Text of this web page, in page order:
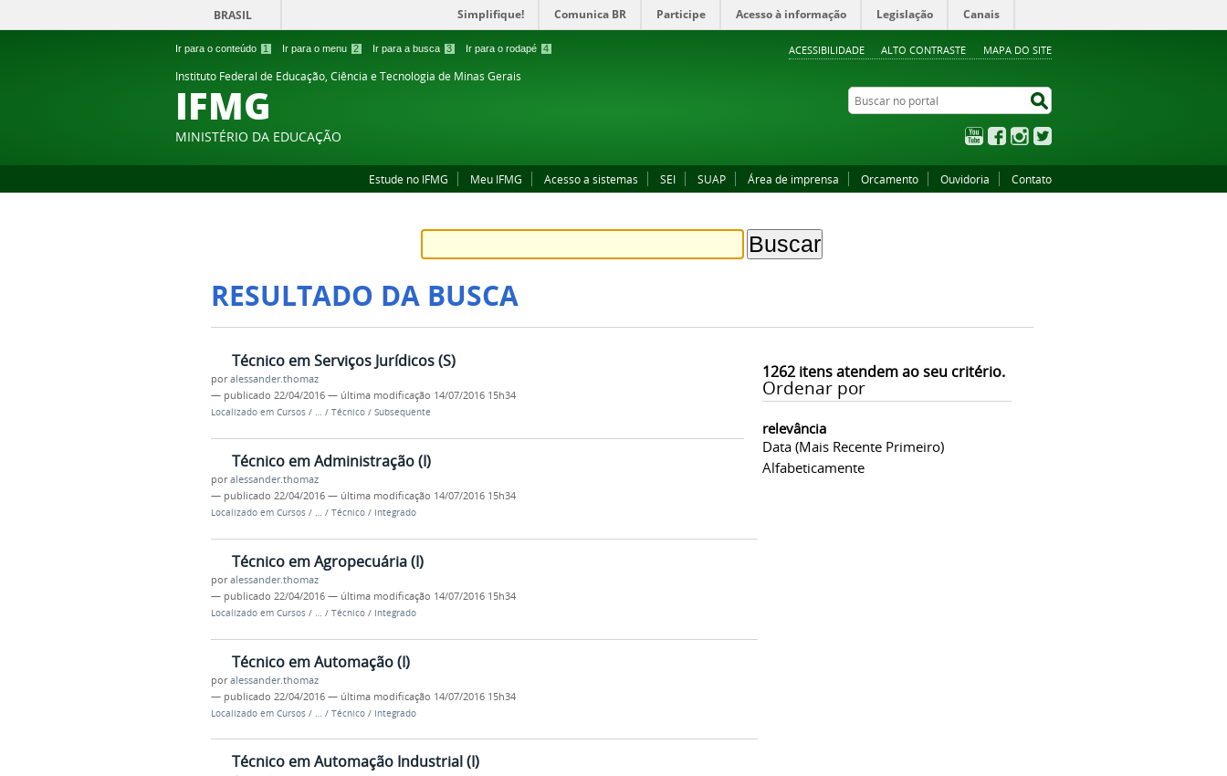
Ir para o conteúdo 1 Ir para o menu 2 Ir para a busca 3 Ir para o rodapé 4 ACESSIBILIDADE ALTO CONTRASTE MAPA DO SITE
BRASIL Simplifique! Comunica BR Participe Acesso à informação Legislação Canais
Instituto Federal de Educação, Ciência e Tecnologia de Minas Gerais
IFMG
MINISTÉRIO DA EDUCAÇÃO
Buscar no portal
YouTubeFacebookInstagram
Estude no IFMG Meu IFMG Acesso a sistemas SEI SUAP Área de imprensa Orcamento Ouvidoria Contato
RESULTADO DA BUSCA
1262itens atendem ao seu critério.
Ordenar por
relevância
Data (mais Recente Primeiro)
Alfabeticamente
Técnico em Serviços Jurídicos (S)
poralessander.thomaz
— publicado 22/04/2016 — última modificação 14/07/2016 15h34
Localizado em Cursos / … / Técnico / Subsequente
Técnico em Administração (I)
poralessander.thomaz
— publicado 22/04/2016 — última modificação 14/07/2016 15h34
Localizado em Cursos / … / Técnico / Integrado
Técnico em Agropecuária (I)
poralessander.thomaz
— publicado 22/04/2016 — última modificação 14/07/2016 15h34
Localizado em Cursos / … / Técnico / Integrado
Técnico em Automação (I)
poralessander.thomaz
— publicado 22/04/2016 — última modificação 14/07/2016 15h34
Localizado em Cursos / / Técnico / Integrado
Técnico em Automação Industrial (I)